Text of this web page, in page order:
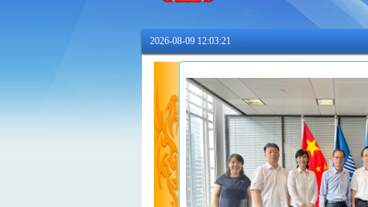
2026-08-09 12:03:22
上海知产法院院长席建林率队赴WIPO仲